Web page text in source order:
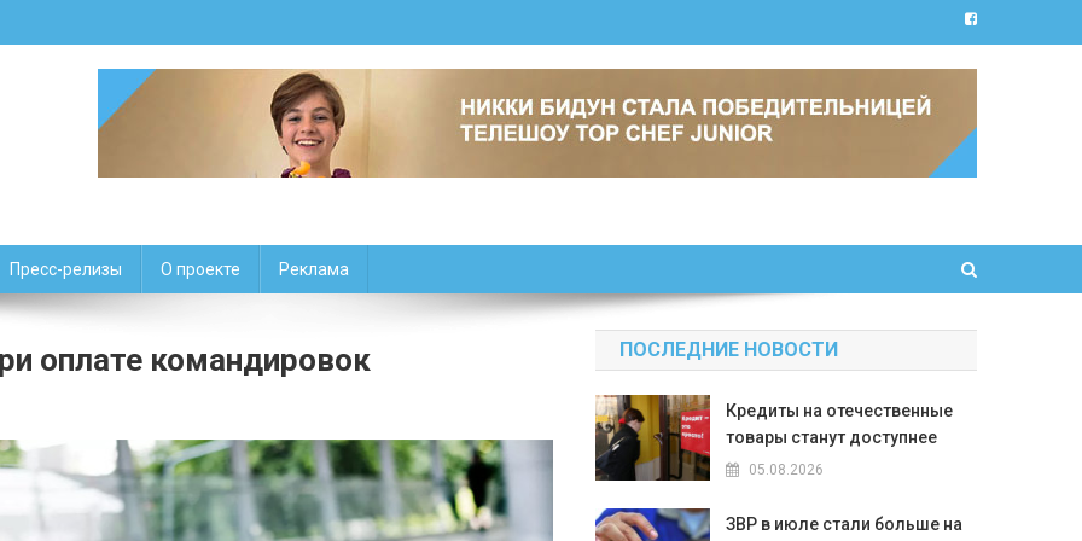
Пресс-релизы О проекте Реклама
оплате командировок ПОСЛЕДНИЕ НОВОСТИ
Кредиты на отечественные
товары станут доступнее
05.08.2026
ЗВР в июле стали больше на